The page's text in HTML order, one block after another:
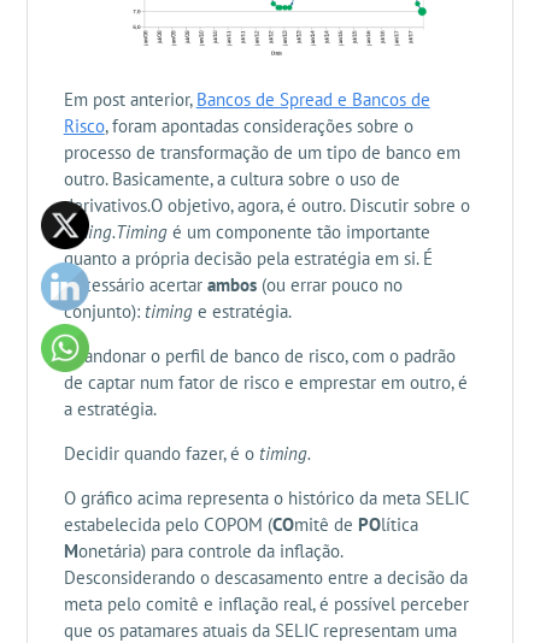
Em post anterior, Bancos de Spread e Bancos de
Risco, foram apontadas considerações sobre o
processo de transformação de um tipo de banco em
outro. Basicamente, a cultura sobre o uso de
derivativos.O objetivo, agora, é outro. Discutir sobre o
timing.Timingé um componente tão importante
quanto a própria decisão pela estratégia em si. É
necessário acertar ambos(ou errar pouco no
conjunto): timinge estratégia.
Abandonar o perfil de banco de risco, com o padrão
de captar num fator de risco e emprestar em outro, é
a estratégia.
Decidir quando fazer, é o timing.
O gráfico acima representa o histórico da meta SELIC
estabelecida pelo COPOM (COmitê de POlítica
Monetária) para controle da inflação.
Desconsiderando o descasamento entre a decisão da
meta pelo comitê e inflação real, é possível perceber
que os patamares atuais da SELIC representam uma